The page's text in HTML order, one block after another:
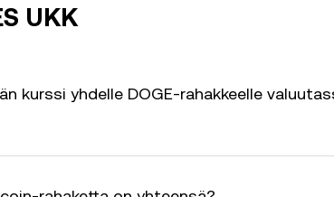
UKK
kurssi yhdelle DOGE-rahakkeelle